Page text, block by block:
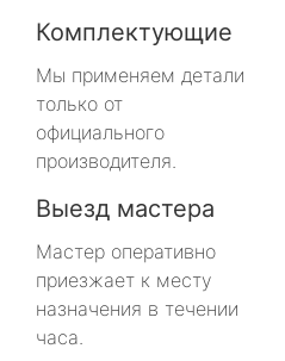
Комплектующие
Мы применяем детали
только от
официального
производителя.
Выезд мастера
Мастер оперативно
приезжает к месту
назначения в течении
часа.